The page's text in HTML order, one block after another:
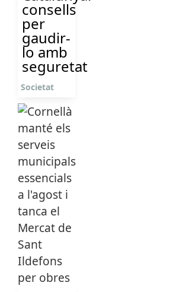
consells
per
gaudir-
lo amb
seguretat
Societat